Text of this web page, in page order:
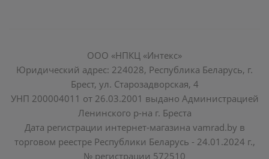
ООО «НПКЦ «Интекс»
Юридический адрес: 224028, Республика Беларусь, г.
Брест, ул. Старозадворская, 4
УНП 200004011 от 26.03.2001 выдано Администрацией
Ленинского р-на г. Бреста
Дата регистрации интернет-магазина vamrad.by в
торговом реестре Республики Беларусь - 24.01.2024 г.,
№ регистрации 572510